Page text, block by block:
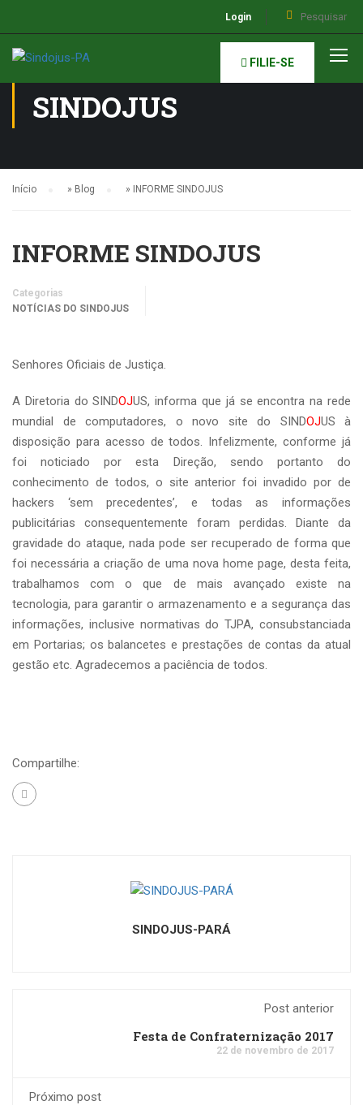
Login
FILIE-SE
NOTÍCIAS DO
SINDOJUS
Início » Blog » INFORME SINDOJUS
INFORME SINDOJUS
Categorias
NOTÍCIAS DO SINDOJUS
Senhores Oficiais de Justiça.
A Diretoria do SINDOJUS, informa que já se encontra na rede
mundial de computadores, o novo site do SINDOJUS à
disposição para acesso de todos. Infelizmente, conforme já
foi noticiado por esta Direção, sendo portanto do
conhecimento de todos, o site anterior foi invadido por de
hackers ‘sem precedentes’, e todas as informações
publicitárias consequentemente foram perdidas. Diante da
gravidade do ataque, nada pode ser recuperado de forma que
foi necessária a criação de uma nova home page, desta feita,
trabalhamos com o que de mais avançado existe na
tecnologia, para garantir o armazenamento e a segurança das
informações, inclusive normativas do TJPA, consubstanciada
em Portarias; os balancetes e prestações de contas da atual
gestão etc. Agradecemos a paciência de todos.
Compartilhe:
SINDOJUS-PARÁ
Post anterior
Festa de Confraternização 2017
22 de novembro de 2017
Próximo post